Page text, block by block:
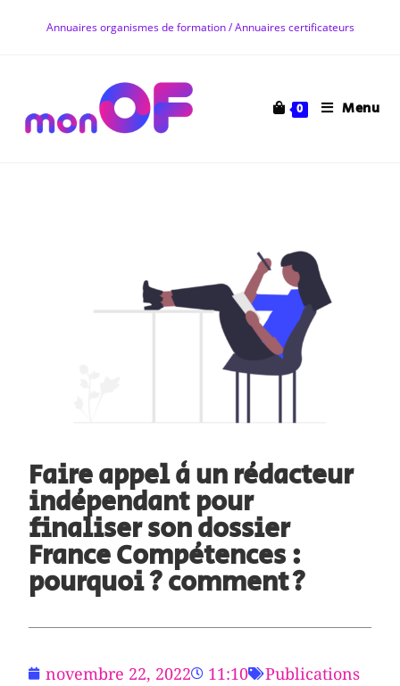
Annuaires organismes de formation / Annuaires certificateurs
0 Menu
Faire appel à un rédacteur
indépendant pour
finaliser son dossier
France Compétences :
pourquoi ? comment ?
novembre 22, 2022 11:10 Publications